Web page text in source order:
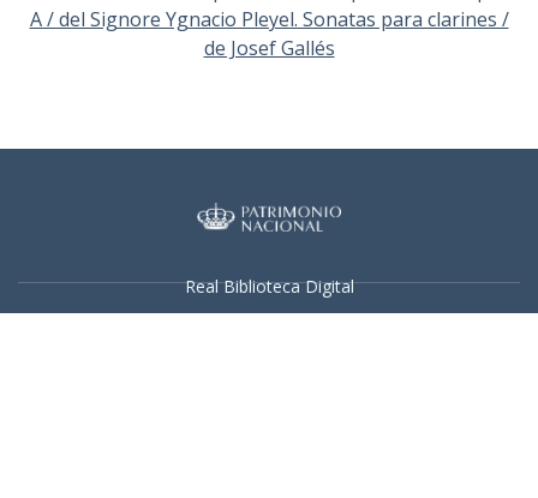
A / del Signore Ygnacio Pleyel. Sonatas para clarines /
de Josef Gallés
Real Biblioteca Digital